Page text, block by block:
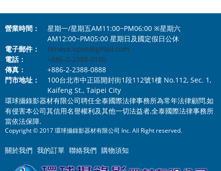
營業時間：
星期一/星期五AM11:00~PM06:00 ※星期六
AM12:00~PM05:00 星期日及國定假日公休
電子郵件：
service.upve@gmail.com
電話：
+886-2-2388-0100
傳真：
+886-2-2388-0888
門市地址：
100台北市中正區開封街1段112號1樓 No.112, Sec. 1,
Kaifeng St., Taipei City
環球攝錄影器材有限公司聘任全泰國際法律事務所為常年法律顧問,如
有侵害本公司其信用名譽權利及其他一切法益者,全泰國際法律事務所
當依法保障.
Copyright © 2017 環球攝錄影器材有限公司 Inc. All Right reserved.
關於我們 我的訂單 聯絡我們 購物須知